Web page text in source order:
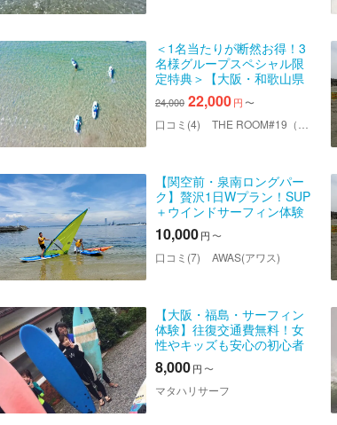
＜1名当たりが断然お得！3
名様グループスペシャル限
定特典＞【大阪・和歌山県
磯ノ浦Beach・サーフィン体
験】波に乗る楽しさを実
感！初めてのサーフィン半
24,000 22,000円 〜
口コミ(4) THE ROOM#19（ザ ルームナンバーナインティーン）
【関空前・泉南ロングパー
ク】贅沢1日Wプラン！SUP
＋ウインドサーフィン体験
（写真・動画付）
10,000円 〜
口コミ(7) AWAS(アワス)
【大阪・福島・サーフィン
体験】往復交通費無料！女
性やキッズも安心の初心者
体験！朝出発プラン
8,000円 〜
マタハリサーフ